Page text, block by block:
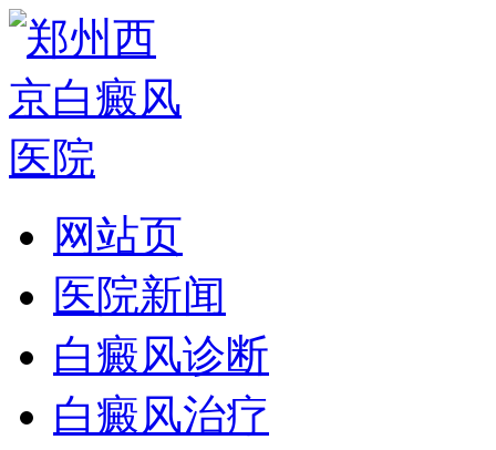
网站页
医院新闻
白癜风诊断
白癜风治疗